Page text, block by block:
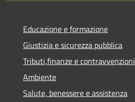
Educazione e formazione
Giustizia e sicurezza pubblica
Tributi,finanze e contravvenzioni
Ambiente
Salute, benessere e assistenza